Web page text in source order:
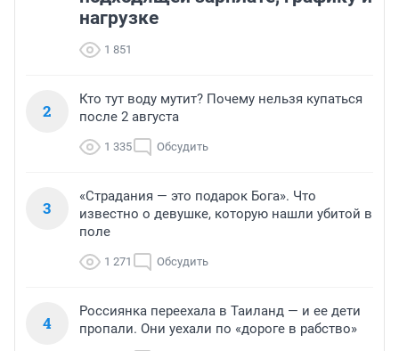
нагрузке
1 851
2
Кто тут воду мутит? Почему нельзя купаться
после 2 августа
1 335 Обсудить
3
«Страдания — это подарок Бога». Что
известно о девушке, которую нашли убитой в
поле
1 271 Обсудить
4
Россиянка переехала в Таиланд — и ее дети
пропали. Они уехали по «дороге в рабство»